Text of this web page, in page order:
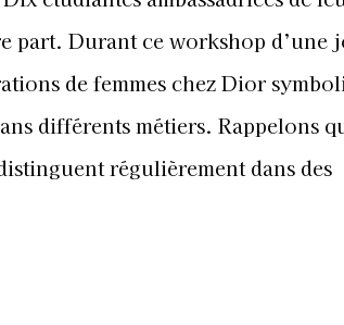
part. Durant ce workshop d’une
de femmes chez Dior
différents métiers. Rappelons
régulièrement dans des